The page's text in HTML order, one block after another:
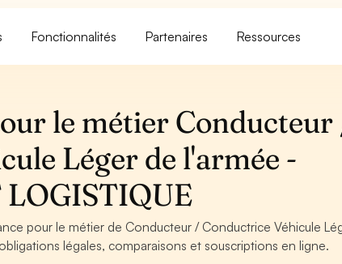
Fonctionnalités Partenaires Ressources
le métier
Léger de l'armée -
pour le métier de Conducteur / Conductrice Véhicule
légales, comparaisons et souscriptions en ligne.